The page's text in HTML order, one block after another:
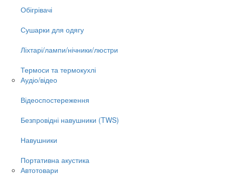
Обігрівачі
Сушарки для одягу
Ліхтарі/лампи/нічники/люстри
Термоси та термокухлі
Аудіо/відео
Відеоспостереження
Безпровідні навушники (TWS)
Навушники
Портативна акустика
Автотовари